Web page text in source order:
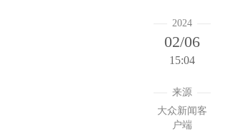
2024
02/06
15:04
来源
大众新闻客
户端